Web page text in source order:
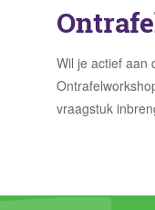
Wil je actief aan
vraagstuk